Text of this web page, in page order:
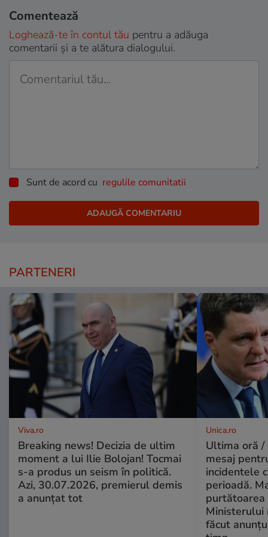
Comentează
Loghează-te în contul tău pentru a adăuga
comentarii și a te alătura dialogului.
Sunt de acord cu regulile comunitatii
PARTENERI
Viva.ro
Breaking news! Decizia de ultim
moment a lui Ilie Bolojan! Tocmai
s-a produs un seism în politică.
Azi, 30.07.2026, premierul demis
a anunțat tot
Unica.ro
Ultima oră /
mesaj
incidentele
perioadă.
purtătoarea
Ministerului
făcut